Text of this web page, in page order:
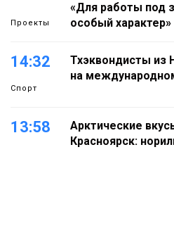
Проекты
«Для работы под
особый характер»
14:32
Спорт
Тхэквондисты из
на
13:58
Арктические
Красноярск: